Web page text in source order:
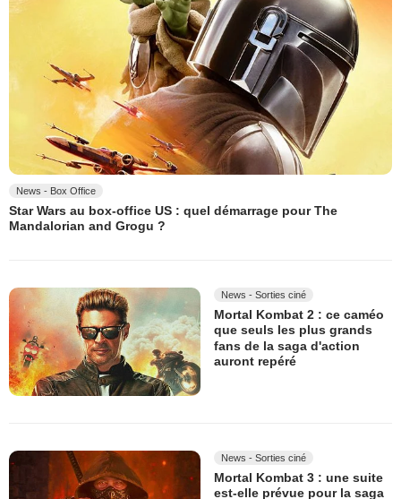
News - Box Office
Star Wars au box-office US : quel démarrage pour The
Mandalorian and Grogu ?
News - Sorties ciné
Mortal Kombat 2 : ce caméo
que seuls les plus grands
fans de la saga d'action
auront repéré
News - Sorties ciné
Mortal Kombat 3 : une suite
est-elle prévue pour la saga